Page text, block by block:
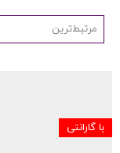
مرتبط‌ترین
با گارانتی